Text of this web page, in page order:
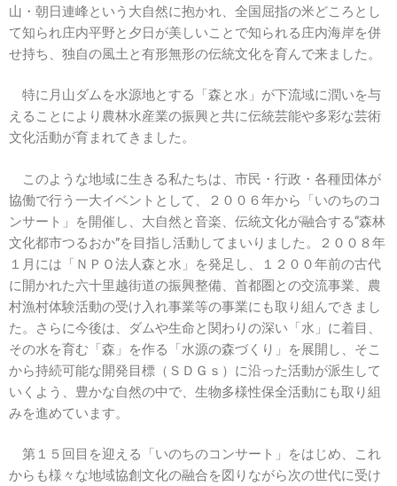
山・朝日連峰という大自然に抱かれ、全国屈指の米どころとし
て知られ庄内平野と夕日が美しいことで知られる庄内海岸を併
せ持ち、独自の風土と有形無形の伝統文化を育んで来ました。
特に月山ダムを水源地とする「森と水」が下流域に潤いを与
えることにより農林水産業の振興と共に伝統芸能や多彩な芸術
文化活動が育まれてきました。
このような地域に生きる私たちは、市民・行政・各種団体が
協働で行う一大イベントとして、２００６年から「いのちのコ
ンサート」を開催し、大自然と音楽、伝統文化が融合する“森林
文化都市つるおか”を目指し活動してまいりました。２００８年
１月には「ＮＰＯ法人森と水」を発足し、１２００年前の古代
に開かれた六十里越街道の振興整備、首都圏との交流事業、農
村漁村体験活動の受け入れ事業等の事業にも取り組んできまし
た。さらに今後は、ダムや生命と関わりの深い「水」に着目、
その水を育む「森」を作る「水源の森づくり」を展開し、そこ
から持続可能な開発目標（ＳＤＧｓ）に沿った活動が派生して
いくよう、豊かな自然の中で、生物多様性保全活動にも取り組
みを進めています。
第１５回目を迎える「いのちのコンサート」をはじめ、これ
からも様々な地域協創文化の融合を図りながら次の世代に受け